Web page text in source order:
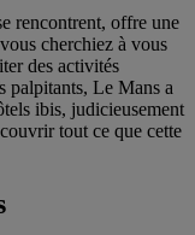
rencontrent, offre une
cherchiez à vous
des activités
palpitants, Le Mans a
ibis, judicieusement
tout ce que cette